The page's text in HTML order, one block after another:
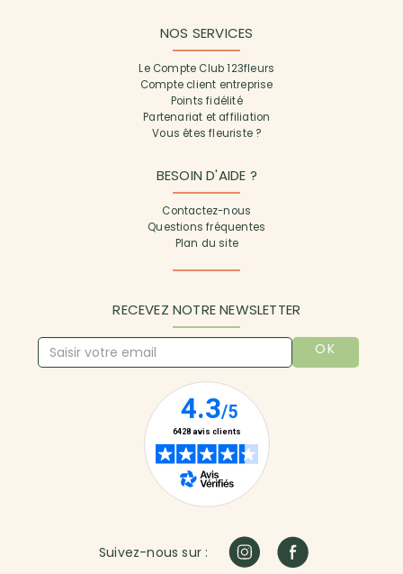
NOS SERVICES
Le Compte Club 123fleurs
Compte client entreprise
Points fidélité
Partenariat et affiliation
Vous êtes fleuriste ?
BESOIN D'AIDE ?
Contactez-nous
Questions fréquentes
Plan du site
RECEVEZ NOTRE NEWSLETTER
OK
Suivez-nous sur :